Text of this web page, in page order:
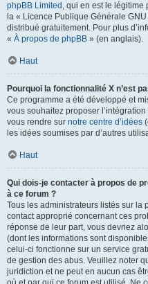
phpBB Limited , qui en est le légitime
la « Licence Publique Générale
distribué gratuitement. Pour plus
« À propos de phpBB » (en anglais).
Haut
Pourquoi la fonctionnalité X n’est
Ce programme a été développé et
vous souhaitez proposer
vous rendre sur notre centre d’idées
les idées soumises par d’autres
Haut
Qui dois-je contacter à propos de
à ce forum ?
Tous les administrateurs listés sur la
contact approprié concernant ces
réponse de leur part, vous devriez
(dont les informations sont
celui-ci fonctionne sur un service
de gestion des abus. Veuillez noter
juridiction et ne peut en aucun cas